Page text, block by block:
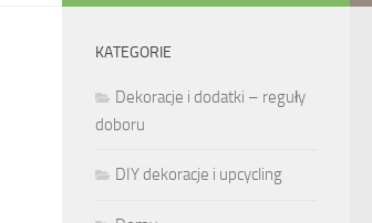
KATEGORIE
Dekoracje i dodatki – reguły
doboru
DIY dekoracje i upcycling